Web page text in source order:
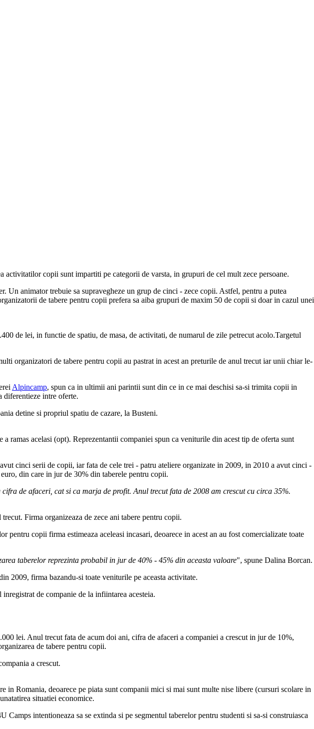
copii sunt impartiti pe categorii de varsta, in grupuri de cel mult zece persoane.
Un animator trebuie sa supravegheze un grup de cinci - zece copii. Astfel, pentru a putea
de tabere pentru copii prefera sa aiba grupuri de maxim 50 de copii si doar in cazul unei
de lei, in functie de spatiu, de masa, de activitati, de numarul de zile petrecut acolo.Targetul
organizatori de tabere pentru copii au pastrat in acest an preturile de anul trecut iar unii chiar le-
Alpincamp, spun ca in ultimii ani parintii sunt din ce in ce mai deschisi sa-si trimita copii in
diferentieze intre oferte.
detine si propriul spatiu de cazare, la Busteni.
ramas acelasi (opt). Reprezentantii companiei spun ca veniturile din acest tip de oferta sunt
cinci serii de copii, iar fata de cele trei - patru ateliere organizate in 2009, in 2010 a avut cinci -
din care in jur de 30% din taberele pentru copii.
de afaceri, cat si ca marja de profit. Anul trecut fata de 2008 am crescut cu circa 35%.
Firma organizeaza de zece ani tabere pentru copii.
copii firma estimeaza aceleasi incasari, deoarece in acest an au fost comercializate toate
taberelor reprezinta probabil in jur de 40% - 45% din aceasta valoare", spune Dalina Borcan.
2009, firma bazandu-si toate veniturile pe aceasta activitate.
de companie de la infiintarea acesteia.
lei. Anul trecut fata de acum doi ani, cifra de afaceri a companiei a crescut in jur de 10%,
de tabere pentru copii.
a crescut.
in Romania, deoarece pe piata sunt companii mici si mai sunt multe nise libere (cursuri scolare in
situatiei economice.
intentioneaza sa se extinda si pe segmentul taberelor pentru studenti si sa-si construiasca